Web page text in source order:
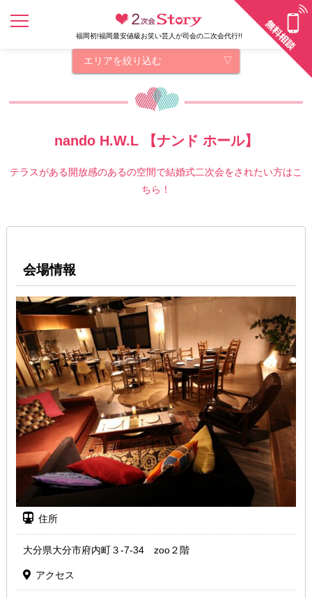
福岡初!福岡最安値級お笑い芸人が司会の二次会代行!!
エリアを絞り込む
nando H.W.L 【ナンド ホール】
テラスがある開放感のあるの空間で結婚式二次会をされたい方はこ
ちら！
会場情報
住所
大分県大分市府内町３-7-34 zoo２階
アクセス